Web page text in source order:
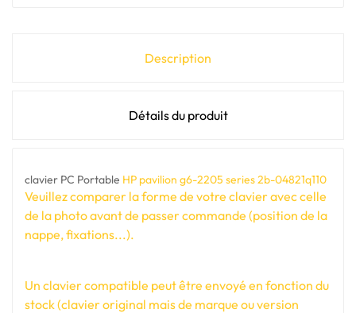
Description
Détails du produit
clavier PC Portable HP pavilion g6-2205 series 2b-04821q110
Veuillez comparer la forme de votre clavier avec celle
de la photo avant de passer commande (position de la
nappe, fixations...).
Un clavier compatible peut être envoyé en fonction du
stock (clavier original mais de marque ou version